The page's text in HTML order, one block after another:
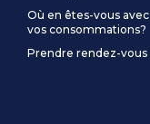
Où en êtes-vous avec
vos consommations?
Prendre rendez-vous